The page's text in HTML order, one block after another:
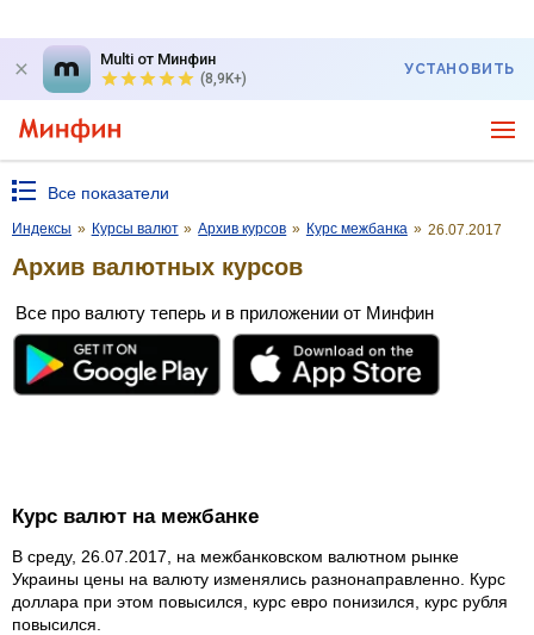
Multi от Минфин
(8,9K+)
УСТАНОВИТЬ
Все показатели
Индексы » Курсы валют » Архив курсов » Курс межбанка » 26.07.2017
Архив валютных курсов
Все про валюту теперь и в приложении от Минфин
Курс валют на межбанке
В среду, 26.07.2017, на межбанковском валютном рынке
Украины цены на валюту изменялись разнонаправленно. Курс
доллара при этом повысился, курс евро понизился, курс рубля
повысился.